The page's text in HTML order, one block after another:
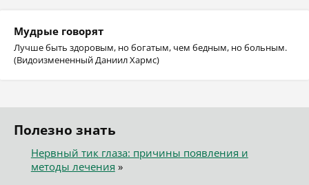
Мудрые говорят
Лучше быть здоровым, но богатым, чем бедным, но больным.
(Видоизмененный Даниил Хармс)
Полезно знать
Нервный тик глаза: причины появления и
методы лечения »